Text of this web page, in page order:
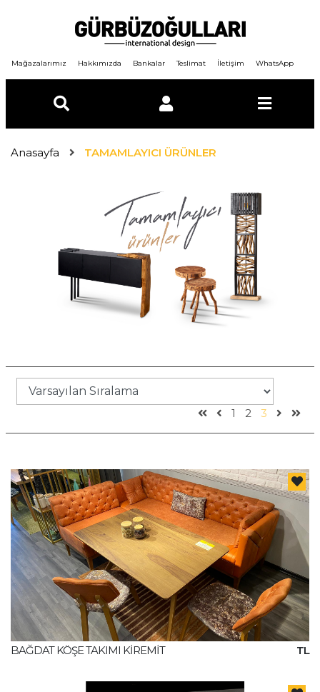
Mağazalarımız Hakkımızda Bankalar Teslimat İletişim WhatsApp
GİRİŞ YAP
ÜYE OL
Şifremi unuttum ?
Anasayfa TAMAMLAYICI ÜRÜNLER
1 2 3
BAĞDAT KÖŞE TAKIMI KİREMİT TL